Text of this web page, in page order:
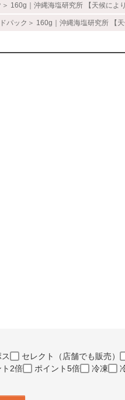
160g｜沖縄海塩研究所 【天候によ
パック＞ 160g｜沖縄海塩研究所 【
セレクト（店舗でも販売）
ト2倍
ポイント5倍 冷凍